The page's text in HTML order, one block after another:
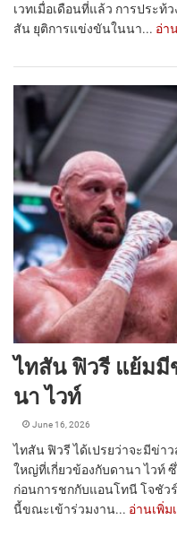
เวทเมื่อเดือนที่แล้ว การประท้
สัน ยุติการแข่งขันในนา... อ่า
ไทสัน ฟิวรี แย้มมี
นา ไวท์
June 16, 2026
ไทสัน ฟิวรี ได้เปรยว่าจะมีข่า
ใหญ่ที่เกี่ยวข้องกับดานา ไวท์
ก่อนการชกกับแอนโทนี โจชัว
นี้ขณะเข้าร่วมงาน... อ่านเพิ่ม